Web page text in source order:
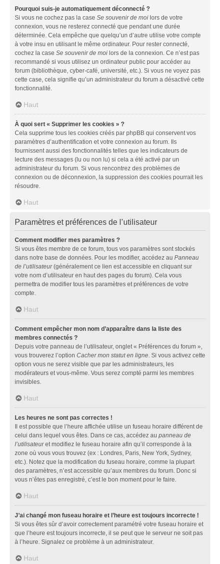
Pourquoi suis-je automatiquement déconnecté ?
Si vous ne cochez pas la case Se souvenir de moi lors de votre
connexion, vous ne resterez connecté que pendant une durée
déterminée. Cela empêche que quelqu’un d’autre utilise votre compte
à votre insu en utilisant le même ordinateur. Pour rester connecté,
cochez la case Se souvenir de moi lors de la connexion. Ce n’est pas
recommandé si vous utilisez un ordinateur public pour accéder au
forum (bibliothèque, cyber-café, université, etc.). Si vous ne voyez pas
cette case, cela signifie qu’un administrateur du forum a désactivé cette
fonctionnalité.
Haut
À quoi sert « Supprimer les cookies » ?
Cela supprime tous les cookies créés par phpBB qui conservent vos
paramètres d’authentification et votre connexion au forum. Ils
fournissent aussi des fonctionnalités telles que les indicateurs de
lecture des messages (lu ou non lu) si cela a été activé par un
administrateur du forum. Si vous rencontrez des problèmes de
connexion ou de déconnexion, la suppression des cookies pourrait les
résoudre.
Haut
Paramètres et préférences de l’utilisateur
Comment modifier mes paramètres ?
Si vous êtes membre de ce forum, tous vos paramètres sont stockés
dans notre base de données. Pour les modifier, accédez au Panneau
de l’utilisateur(généralement ce lien est accessible en cliquant sur
votre nom d’utilisateur en haut des pages du forum). Cela vous
permettra de modifier tous les paramètres et préférences de votre
compte.
Haut
Comment empêcher mon nom d’apparaître dans la liste des
membres connectés ?
Depuis votre panneau de l’utilisateur, onglet « Préférences du forum »,
vous trouverez l’option Cacher mon statut en ligne. Si vous activez cette
option vous ne serez visible que par les administrateurs, les
modérateurs et vous-même. Vous serez compté parmi les membres
invisibles.
Haut
Les heures ne sont pas correctes !
Il est possible que l’heure affichée utilise un fuseau horaire différent de
celui dans lequel vous êtes. Dans ce cas, accédez au panneau de
l’utilisateuret modifiez le fuseau horaire afin qu’il corresponde à la
zone où vous vous trouvez (ex : Londres, Paris, New York, Sydney,
etc.). Notez que la modification du fuseau horaire, comme la plupart
des paramètres, n’est accessible qu’aux membres du forum. Donc si
vous n’êtes pas enregistré, c’est le bon moment pour le faire.
Haut
J’ai changé mon fuseau horaire et l’heure est toujours incorrecte !
Si vous êtes sûr d’avoir correctement paramétré votre fuseau horaire et
que l’heure est toujours incorrecte, il se peut que le serveur ne soit pas
à l’heure. Signalez ce problème à un administrateur.
Haut